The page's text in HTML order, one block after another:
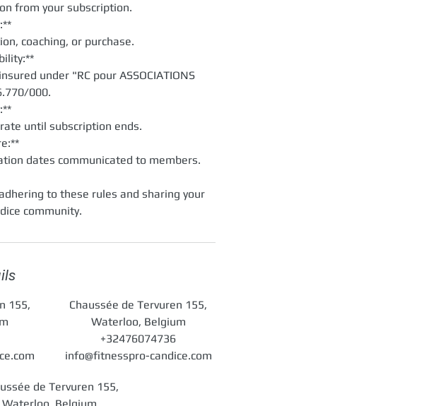
from your subscription.
coaching, or purchase.
under "RC pour ASSOCIATIONS
000.
until subscription ends.
dates communicated to members.
to these rules and sharing your
155,
Chaussée de Tervuren 155,
Waterloo, Belgium
+32476074736
info@fitnesspro-candice.com
de Tervuren 155,